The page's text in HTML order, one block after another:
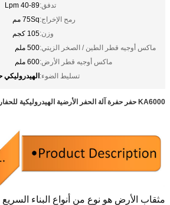
تدفق:40-89 Lpm
رمح الإخراج:75Sq مم
وزن:105 كجم
ماكس أوجيه قطر الطين / الصخر الزيتي:500 ملم
ماكس أوجيه قطر الأرض:600 ملم
تسليط الضوء:
KA6000 حفر حفرة آلة الحفر الأرضية الهيدروليكية للحفارة المستخدمة
مثقاب الأرض هو نوع من أنواع البناء